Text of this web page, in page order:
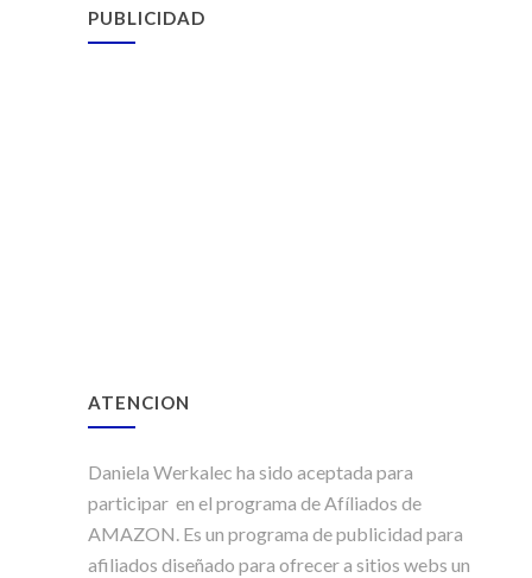
PUBLICIDAD
ATENCION
Daniela Werkalec ha sido aceptada para
participar en el programa de Afíliados de
AMAZON. Es un programa de publicidad para
afiliados diseñado para ofrecer a sitios webs un